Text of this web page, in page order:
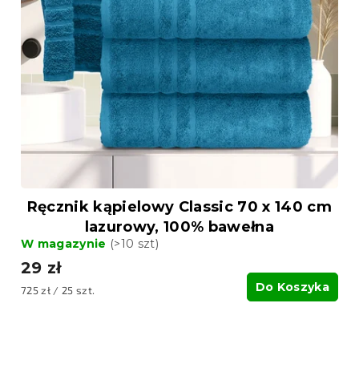
Ręcznik kąpielowy Classic 70 x 140 cm
lazurowy, 100% bawełna
W magazynie (>10 szt)
29 zł
Cena
725 zł / 25 szt. Do Koszyka